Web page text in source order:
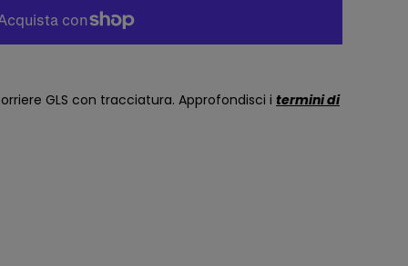
GLS con tracciatura. Approfondisci i termini di